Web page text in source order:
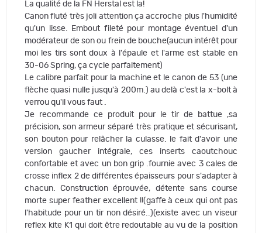
La qualité de la FN Herstal est la!
Canon fluté très joli attention ça accroche plus l'humidité
qu'un lisse. Embout fileté pour montage éventuel d'un
modérateur de son ou frein de bouche(aucun intérêt pour
moi les tirs sont doux à l'épaule et l'arme est stable en
30-06 Spring, ça cycle parfaitement)
Le calibre parfait pour la machine et le canon de 53 (une
flèche quasi nulle jusqu'à 200m.) au delà c'est la x-bolt à
verrou qu'il vous faut .
Je recommande ce produit pour le tir de battue ,sa
précision, son armeur séparé très pratique et sécurisant,
son bouton pour relâcher la culasse. le fait d'avoir une
version gaucher intégrale, ces inserts caoutchouc
confortable et avec un bon grip .fournie avec 3 cales de
crosse inflex 2 de différentes épaisseurs pour s'adapter à
chacun. Construction éprouvée, détente sans course
morte super feather excellent !!(gaffe à ceux qui ont pas
l'habitude pour un tir non désiré..)(existe avec un viseur
reflex kite K1 qui doit être redoutable au vu de la position